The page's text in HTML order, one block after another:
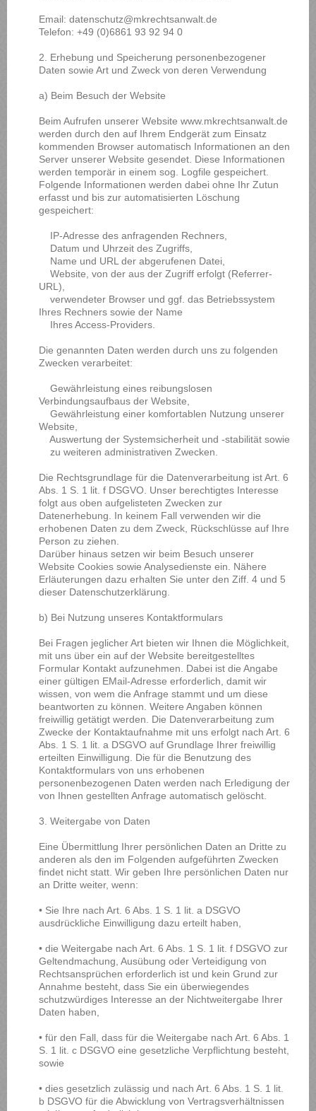
Email: datenschutz@mkrechtsanwalt.de
Telefon: +49 (0)6861 93 92 94 0
2. Erhebung und Speicherung personenbezogener
Daten sowie Art und Zweck von deren Verwendung
a) Beim Besuch der Website
Beim Aufrufen unserer Website www.mkrechtsanwalt.de
werden durch den auf Ihrem Endgerät zum Einsatz
kommenden Browser automatisch Informationen an den
Server unserer Website gesendet. Diese Informationen
werden temporär in einem sog. Logfile gespeichert.
Folgende Informationen werden dabei ohne Ihr Zutun
erfasst und bis zur automatisierten Löschung
gespeichert:
IP-Adresse des anfragenden Rechners,
Datum und Uhrzeit des Zugriffs,
Name und URL der abgerufenen Datei,
Website, von der aus der Zugriff erfolgt (Referrer-
URL),
verwendeter Browser und ggf. das Betriebssystem
Ihres Rechners sowie der Name
Ihres Access-Providers.
Die genannten Daten werden durch uns zu folgenden
Zwecken verarbeitet:
Gewährleistung eines reibungslosen
Verbindungsaufbaus der Website,
Gewährleistung einer komfortablen Nutzung unserer
Website,
Auswertung der Systemsicherheit und -stabilität sowie
zu weiteren administrativen Zwecken.
Die Rechtsgrundlage für die Datenverarbeitung ist Art. 6
Abs. 1 S. 1 lit. f DSGVO. Unser berechtigtes Interesse
folgt aus oben aufgelisteten Zwecken zur
Datenerhebung. In keinem Fall verwenden wir die
erhobenen Daten zu dem Zweck, Rückschlüsse auf Ihre
Person zu ziehen.
Darüber hinaus setzen wir beim Besuch unserer
Website Cookies sowie Analysedienste ein. Nähere
Erläuterungen dazu erhalten Sie unter den Ziff. 4 und 5
dieser Datenschutzerklärung.
b) Bei Nutzung unseres Kontaktformulars
Bei Fragen jeglicher Art bieten wir Ihnen die Möglichkeit,
mit uns über ein auf der Website bereitgestelltes
Formular Kontakt aufzunehmen. Dabei ist die Angabe
einer gültigen EMail-Adresse erforderlich, damit wir
wissen, von wem die Anfrage stammt und um diese
beantworten zu können. Weitere Angaben können
freiwillig getätigt werden. Die Datenverarbeitung zum
Zwecke der Kontaktaufnahme mit uns erfolgt nach Art. 6
Abs. 1 S. 1 lit. a DSGVO auf Grundlage Ihrer freiwillig
erteilten Einwilligung. Die für die Benutzung des
Kontaktformulars von uns erhobenen
personenbezogenen Daten werden nach Erledigung der
von Ihnen gestellten Anfrage automatisch gelöscht.
3. Weitergabe von Daten
Eine Übermittlung Ihrer persönlichen Daten an Dritte zu
anderen als den im Folgenden aufgeführten Zwecken
findet nicht statt. Wir geben Ihre persönlichen Daten nur
an Dritte weiter, wenn:
• Sie Ihre nach Art. 6 Abs. 1 S. 1 lit. a DSGVO
ausdrückliche Einwilligung dazu erteilt haben,
• die Weitergabe nach Art. 6 Abs. 1 S. 1 lit. f DSGVO zur
Geltendmachung, Ausübung oder Verteidigung von
Rechtsansprüchen erforderlich ist und kein Grund zur
Annahme besteht, dass Sie ein überwiegendes
schutzwürdiges Interesse an der Nichtweitergabe Ihrer
Daten haben,
• für den Fall, dass für die Weitergabe nach Art. 6 Abs. 1
S. 1 lit. c DSGVO eine gesetzliche Verpflichtung besteht,
sowie
• dies gesetzlich zulässig und nach Art. 6 Abs. 1 S. 1 lit.
b DSGVO für die Abwicklung von Vertragsverhältnissen